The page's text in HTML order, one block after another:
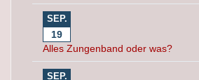
SEP.
19
Alles Zungenband oder was?
SEP.